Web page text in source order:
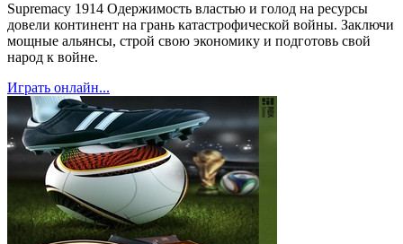
Supremacy 1914 Одержимость властью и голод на ресурсы
довели континент на грань катастрофической войны. Заключи
мощные альянсы, строй свою экономику и подготовь свой
народ к войне.
Играть онлайн...